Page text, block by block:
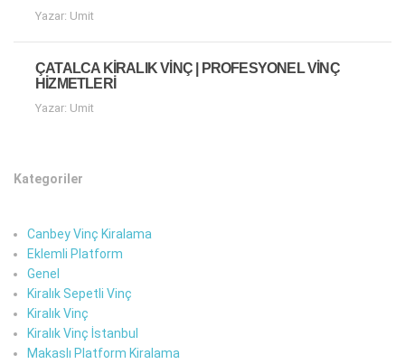
Yazar: Umit
ÇATALCA KIRALIK VINÇ | PROFESYONEL VINÇ
HIZMETLERI
Yazar: Umit
Kategoriler
Canbey Vinç Kiralama
Eklemli Platform
Genel
Kiralık Sepetli Vinç
Kiralık Vinç
Kiralık Vinç İstanbul
Makaslı Platform Kiralama